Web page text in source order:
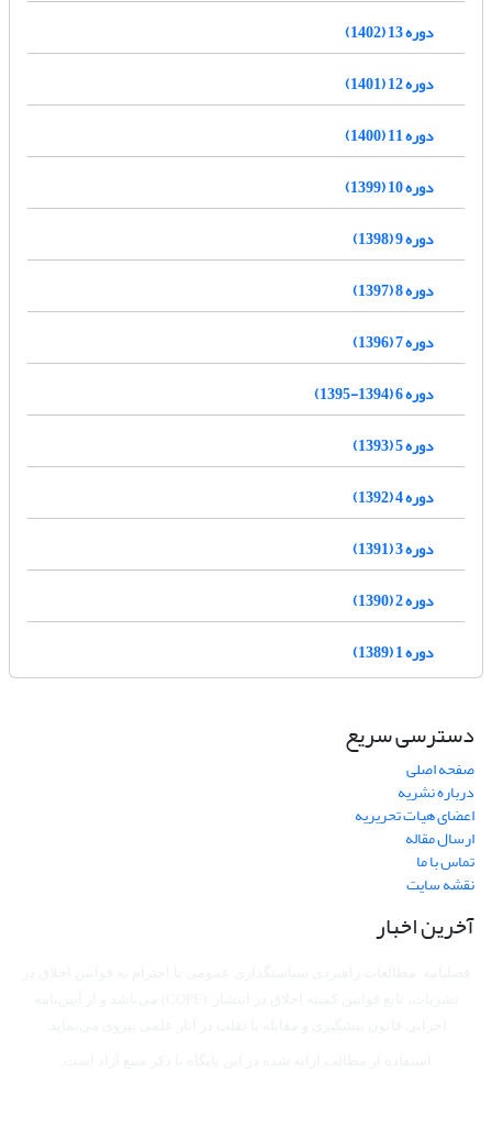
دوره 13 (1402)
دوره 12 (1401)
دوره 11 (1400)
دوره 10 (1399)
دوره 9 (1398)
دوره 8 (1397)
دوره 7 (1396)
دوره 6 (1394-1395)
دوره 5 (1393)
دوره 4 (1392)
دوره 3 (1391)
دوره 2 (1390)
دوره 1 (1389)
دسترسی سریع
صفحه اصلی
درباره نشریه
اعضای هیات تحریریه
ارسال مقاله
تماس با ما
نقشه سایت
آخرین اخبار